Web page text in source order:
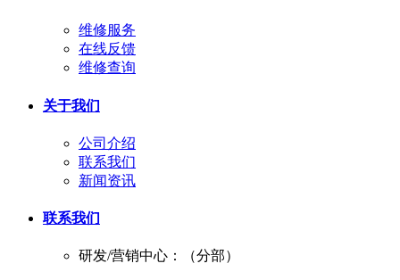
维修服务
在线反馈
维修查询
关于我们
公司介绍
联系我们
新闻资讯
联系我们
研发/营销中心：（分部）